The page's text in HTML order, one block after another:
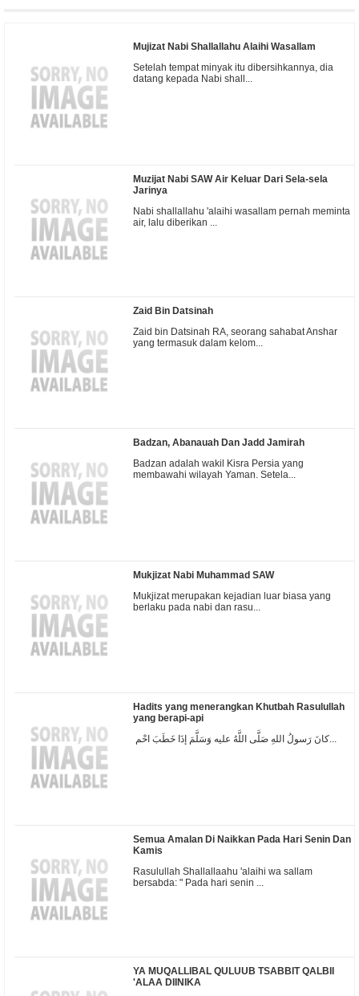
Mujizat Nabi Shallallahu Alaihi Wasallam
Setelah tempat minyak itu dibersihkannya, dia
datang kepada Nabi shall...
Muzijat Nabi SAW Air Keluar Dari Sela-sela
Jarinya
Nabi shallallahu 'alaihi wasallam pernah meminta
air, lalu diberikan ...
Zaid Bin Datsinah
Zaid bin Datsinah RA, seorang sahabat Anshar
yang termasuk dalam kelom...
Badzan, Abanauah Dan Jadd Jamirah
Badzan adalah wakil Kisra Persia yang
membawahi wilayah Yaman. Setela...
Mukjizat Nabi Muhammad SAW
Mukjizat merupakan kejadian luar biasa yang
berlaku pada nabi dan rasu...
Hadits yang menerangkan Khutbah Rasulullah
yang berapi-api
كانَ رَسولُ اللهِ صَلَّى اللَّهُ عليه وَسَلَّمَ إذَا خَطَبَ احْم...
Semua Amalan Di Naikkan Pada Hari Senin Dan
Kamis
Rasulullah Shallallaahu 'alaihi wa sallam
bersabda: " Pada hari senin ...
YA MUQALLIBAL QULUUB TSABBIT QALBII
'ALAA DIINIKA